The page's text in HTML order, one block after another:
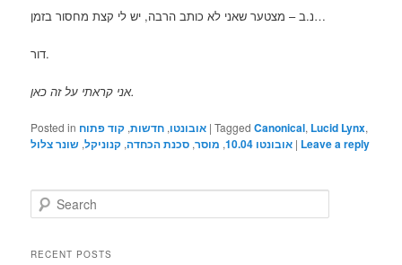
נ.ב – מצטער שאני לא כותב הרבה, יש לי קצת מחסור בזמן…
דור.
אני קראתי על זה כאן.
Posted in אובונטו, חדשות, קוד פתוח |Tagged Canonical, Lucid Lynx,
אובונטו 10.04 , מוסר, סכנת הכחדה, קנוניקל, שונר צלול | Leave a reply
e
rRECENT POSTS